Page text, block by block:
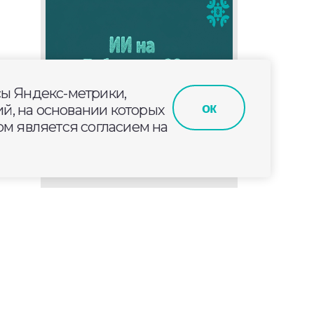
Яндекс-метрики,
на основании которых
является согласием на
ок